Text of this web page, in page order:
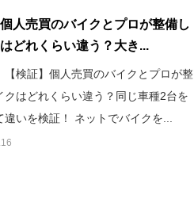
個人売買のバイクとプロが整備し
どれくらい違う？大き...
【検証】個人売買のバイクとプロが整
クはどれくらい違う？同じ車種2台を
違いを検証！ ネットでバイクを...